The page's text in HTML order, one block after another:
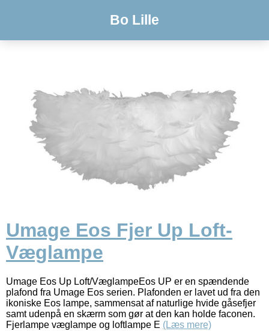
Bo Lille
Umage Eos Fjer Up Loft-
Væglampe
Umage Eos Up Loft/VæglampeEos UP er en spændende
plafond fra Umage Eos serien. Plafonden er lavet ud fra den
ikoniske Eos lampe, sammensat af naturlige hvide gåsefjer
samt udenpå en skærm som gør at den kan holde faconen.
Fjerlampe væglampe og loftlampe E (Læs mere)